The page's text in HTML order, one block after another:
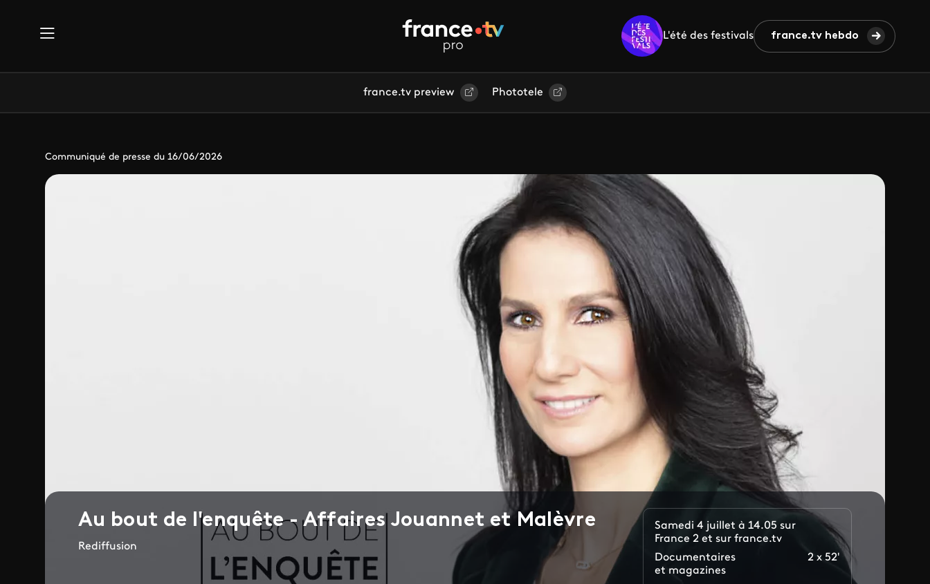
L'été des festivals france.tv hebdo
france.tv preview Phototele
Communiqué de presse du 16/06/2026
Au bout de l'enquête - Affaires Jouannet et Malèvre
Rediffusion
Samedi 4 juillet à 14.05 sur
France 2 et sur france.tv
Documentaires
et magazines
2 x 52'